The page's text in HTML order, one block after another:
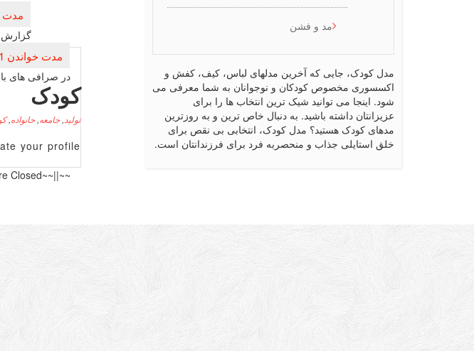
راهبری
نوشتهگزارش
در صرافی های
کودک
تولید ,جامعه,خانواده,
your profile.
~~||~~Comments Are Closed~~||~~
مد و فشن
مدل کودک، جایی که آخرین مدلهای لباس، کیف، کفش و
اکسسوری مخصوص کودکان و نوجوانان به شما معرفی می
شود. اینجا می توانید شیک ترین انتخاب ها را برای
عزیزانتان داشته باشید. به دنبال خاص ترین و به روزترین
مدهای کودک هستید؟ مدل کودک، انتخابی بی نقص برای
خلق استایلی جذاب و منحصربه فرد برای فرزندانتان است.